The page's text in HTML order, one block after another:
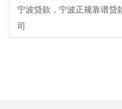
宁波贷款，宁波正规靠谱贷
司